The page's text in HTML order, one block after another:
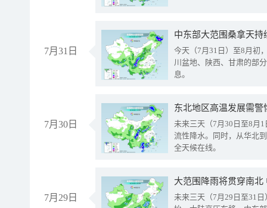
7月31日
中东部大范围桑拿天
今天（7月31日）至8月初
川盆地、陕西、甘肃的部
息。
7月30日
东北地区高温发展需
未来三天（7月30日至8月
流性降水。同时，从华北
全天候在线。
7月29日
大范围降雨将贯穿南
未来三天（7月29日至31